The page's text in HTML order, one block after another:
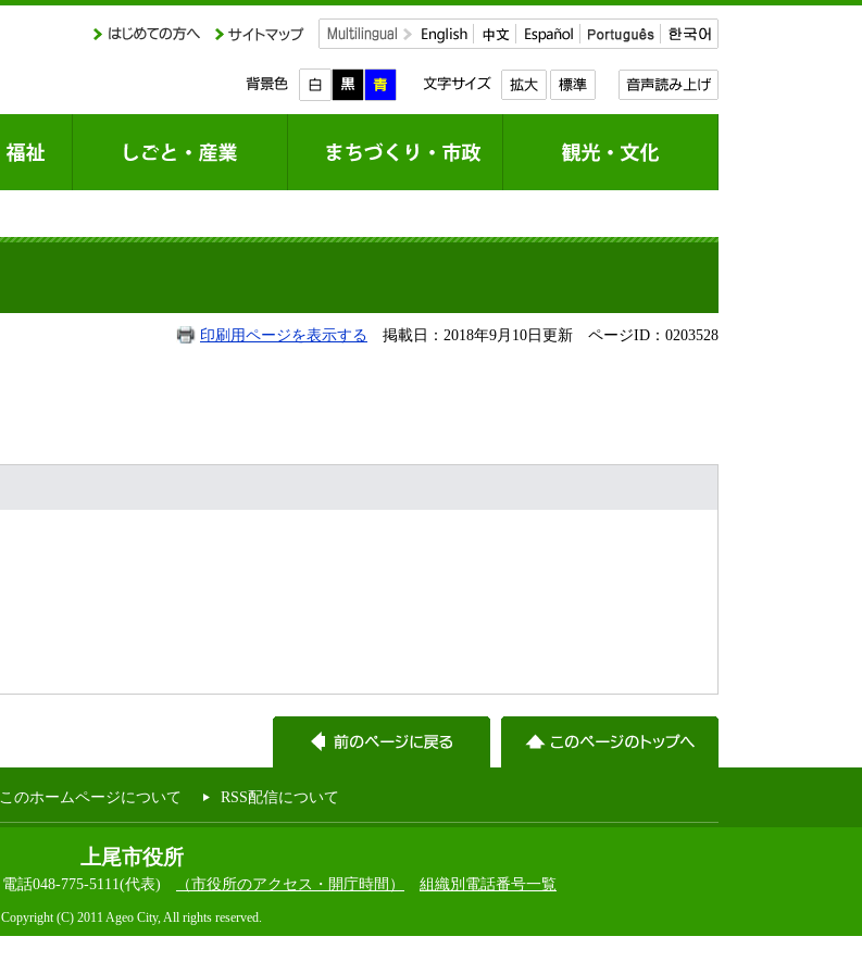
印刷用ページを表示する 掲載日：2018年9月10日更新 ページID：0203528
このホームページについて RSS配信について
上尾市役所
電話048-775-5111(代表) （市役所のアクセス・開庁時間） 組織別電話番号一覧
Copyright (C) 2011 Ageo City, All rights reserved.